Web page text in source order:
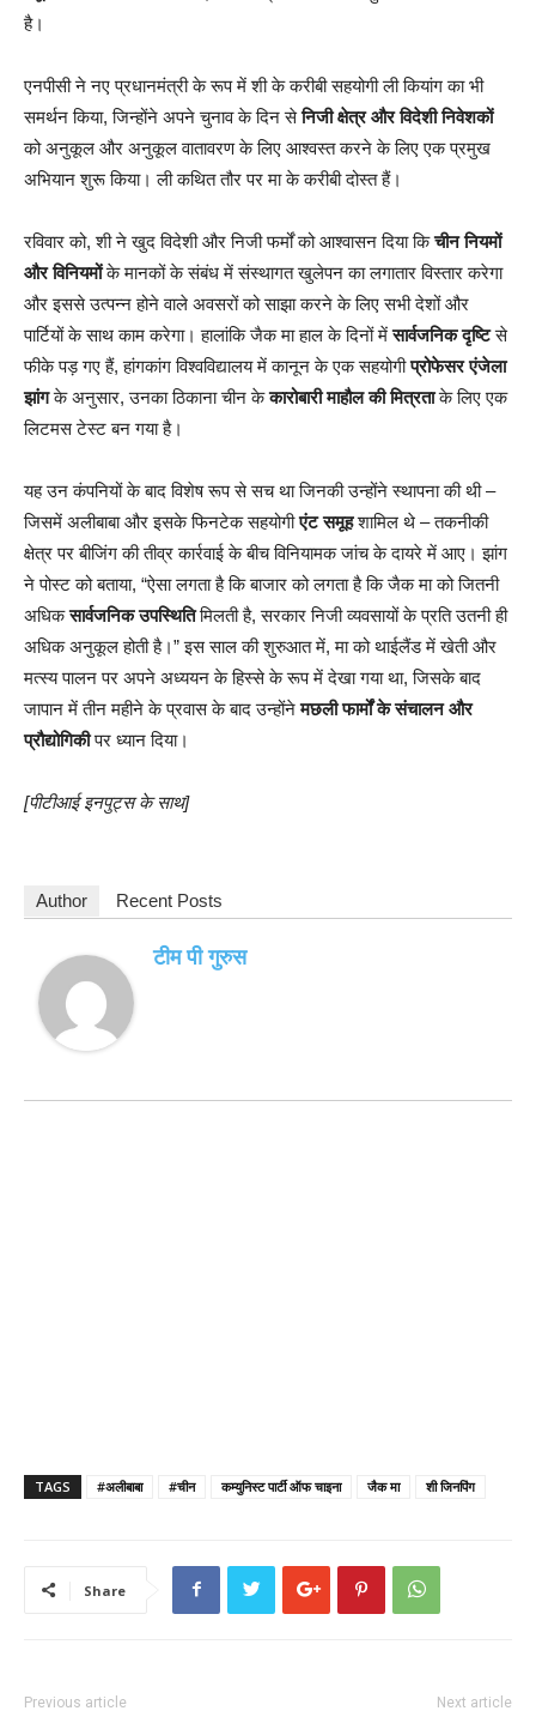
है।
एनपीसी ने नए प्रधानमंत्री के रूप में शी के करीबी सहयोगी ली कियांग का भी
समर्थन किया, जिन्होंने अपने चुनाव के दिन सेनिजी क्षेत्र और विदेशी निवेशकों
को अनुकूल और अनुकूल वातावरण के लिए आश्वस्त करने के लिए एक प्रमुख
अभियान शुरू किया। ली कथित तौर पर मा के करीबी दोस्त हैं।
रविवार को, शी ने खुद विदेशी और निजी फर्मों को आश्वासन दिया किचीन नियमों
और विनियमोंके मानकों के संबंध में संस्थागत खुलेपन का लगातार विस्तार करेगा
और इससे उत्पन्न होने वाले अवसरों को साझा करने के लिए सभी देशों और
पार्टियों के साथ काम करेगा। हालांकि जैक मा हाल के दिनों मेंसार्वजनिक दृष्टिसे
फीके पड़ गए हैं, हांगकांग विश्वविद्यालय में कानून के एक सहयोगीप्रोफेसर एंजेला
झांगके अनुसार, उनका ठिकाना चीन केकारोबारी माहौल की मित्रताके लिए एक
लिटमस टेस्ट बन गया है।
यह उन कंपनियों के बाद विशेष रूप से सच था जिनकी उन्होंने स्थापना की थी –
जिसमें अलीबाबा और इसके फिनटेक सहयोगीएंट समूहशामिल थे – तकनीकी
क्षेत्र पर बीजिंग की तीव्र कार्रवाई के बीच विनियामक जांच के दायरे में आए। झांग
ने पोस्ट को बताया, “ऐसा लगता है कि बाजार को लगता है कि जैक मा को जितनी
अधिकसार्वजनिक उपस्थितिमिलती है, सरकार निजी व्यवसायों के प्रति उतनी ही
अधिक अनुकूल होती है।” इस साल की शुरुआत में, मा को थाईलैंड में खेती और
मत्स्य पालन पर अपने अध्ययन के हिस्से के रूप में देखा गया था, जिसके बाद
जापान में तीन महीने के प्रवास के बाद उन्होंनेमछली फार्मों के संचालन और
प्रौद्योगिकीपर ध्यान दिया।
[पीटीआई इनपुट्स के साथ]
Author Recent Posts
टीम पी गुरुस
TAGS #अलीबाबा #चीन कम्युनिस्ट पार्टी ऑफ चाइना जैक मा शी जिनपिंग
Share
Previous article Next article